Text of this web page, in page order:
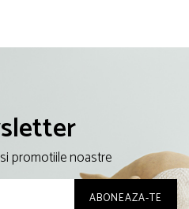
promotiile noastre